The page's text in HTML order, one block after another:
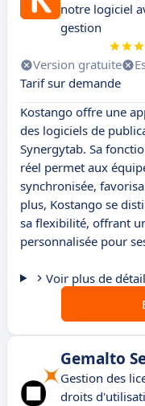
notre logiciel
gestion
Version gratuite
Tarif sur demande
Kostango offre une
des logiciels de
Synergytab. Sa
réel permet aux
synchronisée,
plus, Kostango se
sa flexibilité, offrant
personnalisée pour
Voir plus de
Gemalto
Gestion des
droits